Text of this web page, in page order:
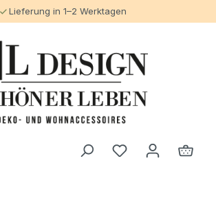
Lieferung in 1–2 Werktagen